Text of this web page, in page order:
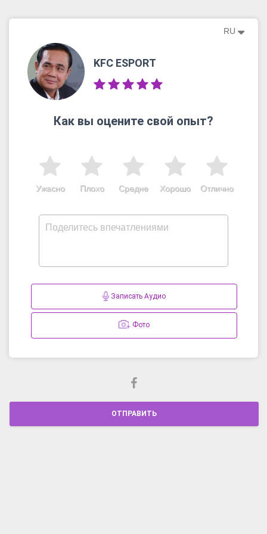
RU
KFC ESPORT
Как вы оцените свой опыт?
Отлично
Хорошо
Средне
Плохо
Ужасно
Записать Аудио
Фото
ОТПРАВИТЬ